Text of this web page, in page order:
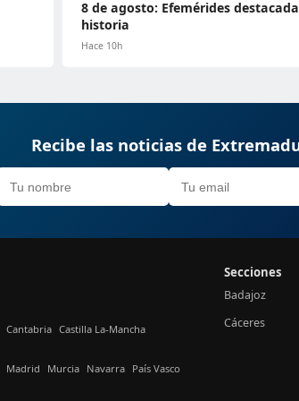
8 de agosto: Efemérides
historia
Hace 10h
Recibe las noticias de
Cantabria Castilla La-Mancha
Madrid Murcia Navarra País Vasco
Secciones
Badajoz
Cáceres